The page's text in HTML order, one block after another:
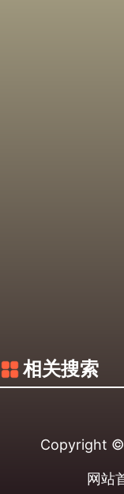
相关搜索
Copyright
网站